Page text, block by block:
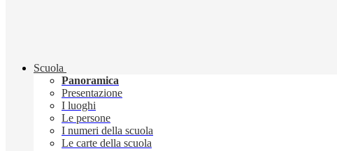
Scuola
Panoramica
Presentazione
I luoghi
Le persone
I numeri della scuola
Le carte della scuola